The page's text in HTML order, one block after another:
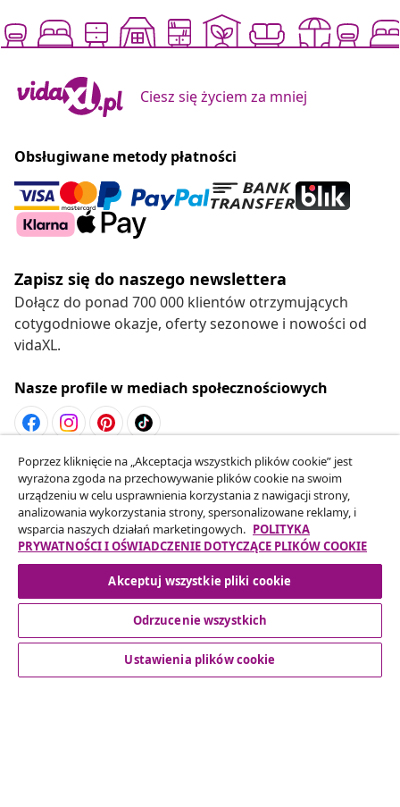
Ciesz się życiem za mniej
Obsługiwane metody płatności
Zapisz się do naszego newslettera
Dołącz do ponad 700 000 klientów otrzymujących
cotygodniowe okazje, oferty sezonowe i nowości od
vidaXL.
Nasze profile w mediach społecznościowych
Odstąpienie od umowy
Złóż wniosek o odstąpienie od umowy dotyczącej
Twojego zamówienia.
Odstąpienie od umowy
Obsługa Klienta
Poprzez kliknięcie na „Akceptacja wszystkich plików cookie” jest
wyrażona zgoda na przechowywanie plików cookie na swoim
urządzeniu w celu usprawnienia korzystania z nawigacji strony,
analizowania wykorzystania strony, spersonalizowane reklamy, i
wsparcia naszych działań marketingowych. POLITYKA
PRYWATNOŚCI I OŚWIADCZENIE DOTYCZĄCE PLIKÓW COOKIE
Akceptuj wszystkie pliki cookie
Odrzucenie wszystkich
Ustawienia plików cookie